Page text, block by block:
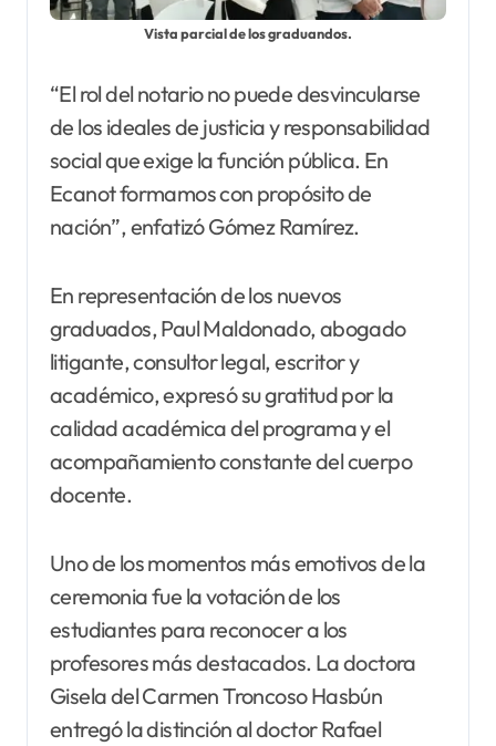
Vista parcial de los graduandos.
“El rol del notario no puede desvincularse
de los ideales de justicia y responsabilidad
social que exige la función pública. En
Ecanot formamos con propósito de
nación”, enfatizó Gómez Ramírez.
En representación de los nuevos
graduados, Paul Maldonado, abogado
litigante, consultor legal, escritor y
académico, expresó su gratitud por la
calidad académica del programa y el
acompañamiento constante del cuerpo
docente.
Uno de los momentos más emotivos de la
ceremonia fue la votación de los
estudiantes para reconocer a los
profesores más destacados. La doctora
Gisela del Carmen Troncoso Hasbún
entregó la distinción al doctor Rafael